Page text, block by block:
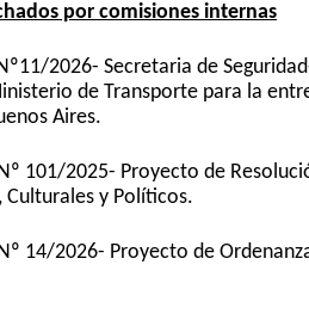
por comisiones internas
2026- Secretaria de
de Transporte para la
Aires.
101/2025- Proyecto de
Culturales y Políticos.
14/2026- Proyecto de